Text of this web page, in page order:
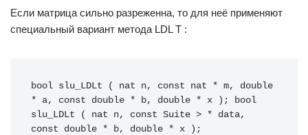
Если матрица сильно разреженна, то для неё применяют
специальный вариант метода LDL T :
bool slu_LDLt ( nat n, const nat * m, double
* a, const double * b, double * x ); bool
slu_LDLt ( nat n, const Suite > * data,
const double * b, double * x );